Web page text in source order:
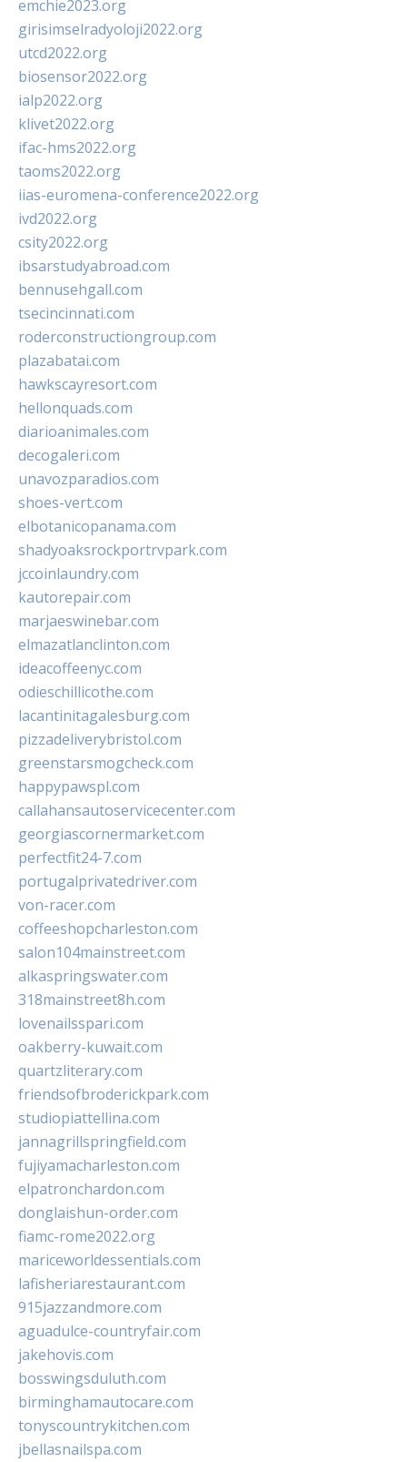
emchie2023.org
girisimselradyoloji2022.org
utcd2022.org
biosensor2022.org
ialp2022.org
klivet2022.org
ifac-hms2022.org
taoms2022.org
iias-euromena-conference2022.org
ivd2022.org
csity2022.org
ibsarstudyabroad.com
bennusehgall.com
tsecincinnati.com
roderconstructiongroup.com
plazabatai.com
hawkscayresort.com
hellonquads.com
diarioanimales.com
decogaleri.com
unavozparadios.com
shoes-vert.com
elbotanicopanama.com
shadyoaksrockportrvpark.com
jccoinlaundry.com
kautorepair.com
marjaeswinebar.com
elmazatlanclinton.com
ideacoffeenyc.com
odieschillicothe.com
lacantinitagalesburg.com
pizzadeliverybristol.com
greenstarsmogcheck.com
happypawspl.com
callahansautoservicecenter.com
georgiascornermarket.com
perfectfit24-7.com
portugalprivatedriver.com
von-racer.com
coffeeshopcharleston.com
salon104mainstreet.com
alkaspringswater.com
318mainstreet8h.com
lovenailsspari.com
oakberry-kuwait.com
quartzliterary.com
friendsofbroderickpark.com
studiopiattellina.com
jannagrillspringfield.com
fujiyamacharleston.com
elpatronchardon.com
donglaishun-order.com
fiamc-rome2022.org
mariceworldessentials.com
lafisheriarestaurant.com
915jazzandmore.com
aguadulce-countryfair.com
jakehovis.com
bosswingsduluth.com
birminghamautocare.com
tonyscountrykitchen.com
jbellasnailspa.com